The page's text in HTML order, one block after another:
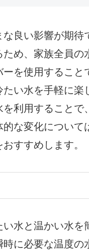
良い影響が期待
め、家族全員の
を使用すること
い水を手軽に楽
利用することで
な変化について
すすめします。
水と温かい水を
に必要な温度の